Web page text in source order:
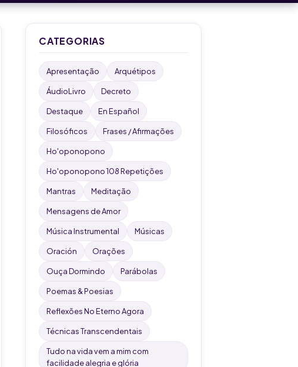
Buscar
CATEGORIAS
Apresentação Arquétipos
ÁudioLivro Decreto
Destaque En Español
Filosóficos Frases / Afirmações
Ho'oponopono
Ho'oponopono 108 Repetições
Mantras Meditação
Mensagens de Amor
Música Instrumental Músicas
Oración Orações
Ouça Dormindo Parábolas
Poemas & Poesias
Reflexões No Eterno Agora
Técnicas Transcendentais
Tudo na vida vem a mim com
facilidade alegria e glória